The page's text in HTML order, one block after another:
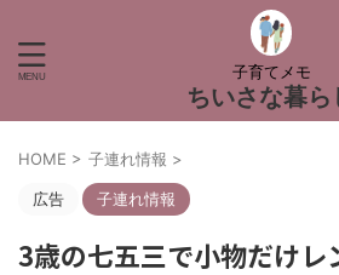
子育てメモ
ちいさな暮ら
HOME > 子連れ情報 >
広告 子連れ情報
3歳の七五三で小物だけレ